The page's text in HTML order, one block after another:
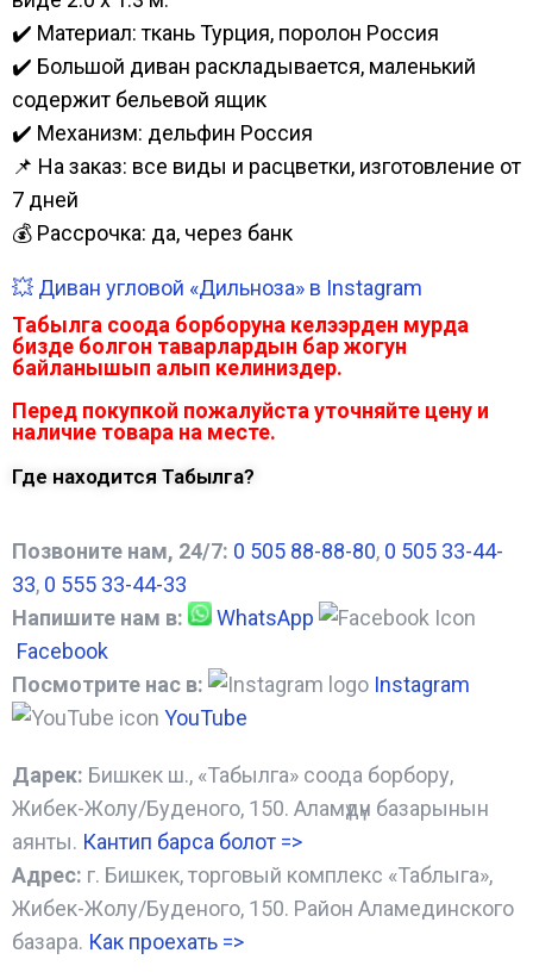
✔️ Материал: ткань Турция, поролон Россия
✔️ Большой диван раскладывается, маленький
содержит бельевой ящик
✔️ Механизм: дельфин Россия
📌 На заказ: все виды и расцветки, изготовление от
7 дней
💰 Рассрочка: да, через банк
💥 Диван угловой «Дильноза» в Instagram
Табылга соода борборуна келээрден мурда
бизде болгон таварлардын бар жогун
байланышып алып келиниздер.
Перед покупкой пожалуйста уточняйте цену и
наличие товара на месте.
Где находится Табылга?
Позвоните нам, 24/7: 0 505 88-88-80, 0 505 33-44-
33, 0 555 33-44-33
Напишите нам в:
WhatsApp
Facebook
Посмотрите нас в:
Instagram
YouTube
Дарек: Бишкек ш., «Табылга» соода борбору,
Жибек-Жолу/Буденого, 150. Аламүдүн базарынын
аянты. Кантип барса болот =>
Адрес: г. Бишкек, торговый комплекс «Таблыга»,
Жибек-Жолу/Буденого, 150. Район Аламединского
базара. Как проехать =>